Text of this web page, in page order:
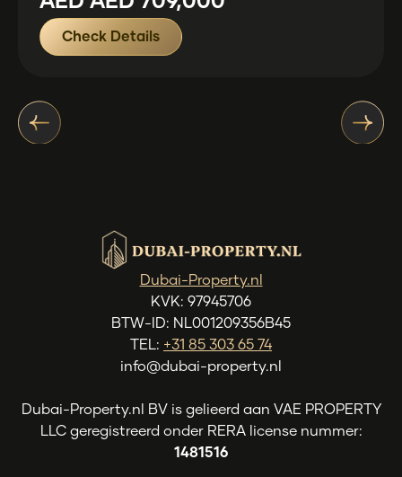
Check Details
Dubai-Property.nl
KVK: 97945706
BTW-ID: NL001209356B45
TEL: +31 85 303 65 74
info@dubai-property.nl
Dubai-Property.nl BV is gelieerd aan VAE PROPERTY
LLC geregistreerd onder RERA license nummer:
1481516